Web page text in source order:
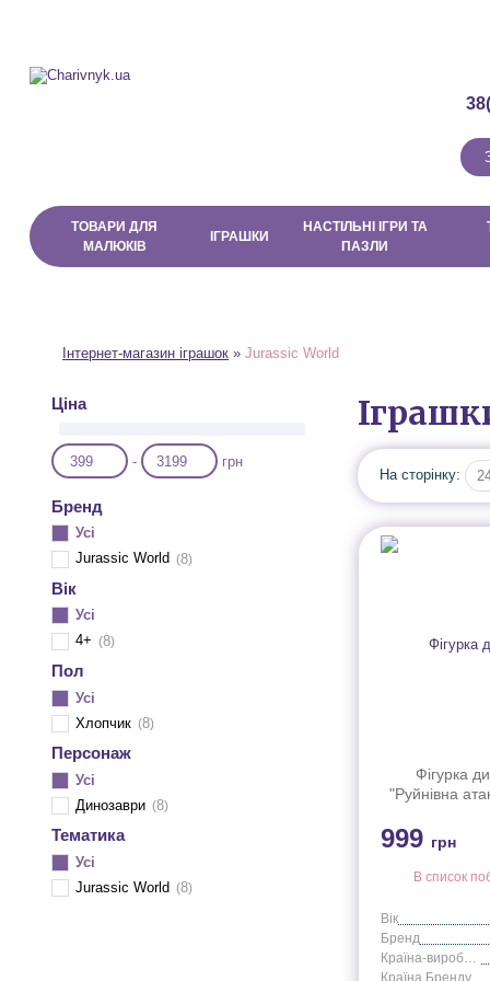
ТОВАРИ ДЛЯ
МАЛЮКІВ
ІГРАШКИ
НАСТІЛЬНІ ІГРИ ТА
ПАЗЛИ
Інтернет-магазин іграшок » Jurassic World
Ціна
- грн
Бренд
Усі
Jurassic World
8
Вік
Усі
4+
8
Пол
Усі
Хлопчик
8
Персонаж
Усі
Динозаври
8
Тематика
Усі
Jurassic World
8
На сторінку:
Фігурка
"Руйнівна
"Світ
999 грн
В список
Вік
Бренд
Країна Бренду